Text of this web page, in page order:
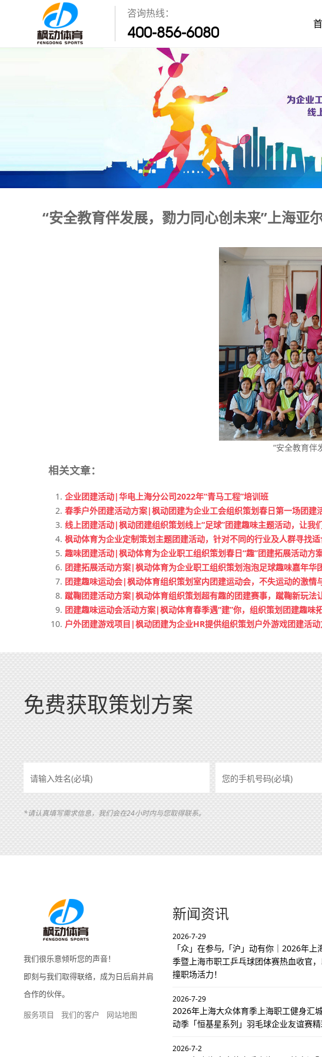
咨询热线：
400-856-6080
“安全教育伴发展，勠力同心创未来”上海亚
“安全教育伴
相关文章：
企业团建活动|华电上海分公司2022年“青马工程”培训班
春季户外团建活动方案|枫动团建为企业工会组织策划春日第一场团建
线上团建活动|枫动团建组织策划线上“足球”团建趣味主题活动，让我
枫动体育为企业定制策划主题团建活动，针对不同的行业及人群寻找适
趣味团建活动|枫动体育为企业职工组织策划春日“趣”团建拓展活动方
团建拓展活动方案|枫动体育为企业职工组织策划泡泡足球趣味嘉年华
团建趣味运动会|枫动体育组织策划室内团建运动会，不失运动的激情
蹴鞠团建活动方案|枫动体育组织策划超有趣的团建赛事，蹴鞠新玩法
团建趣味运动会活动方案|枫动体育春季遇“建”你，组织策划团建趣味
户外团建游戏项目|枫动团建为企业HR提供组织策划户外游戏团建活
免费获取策划方案
*请认真填写需求信息，我们会在24小时内与您取得联系。
我们很乐意倾听您的声音！
即刻与我们取得联络，成为日后肩并肩
合作的伙伴。
服务项目
我们的客户 网站地图
新闻资讯
2026-7-29
「众」在参与,「沪」动有你｜2026年上
季暨上海市职工乒乓球团体赛热血收官
撞职场活力！
2026-7-29
2026年上海大众体育季上海职工健身汇
动季「恒基星系列」羽毛球企业友谊赛精
2026-7-2